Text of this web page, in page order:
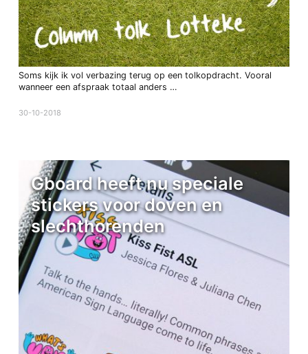
Soms kijk ik vol verbazing terug op een tolkopdracht. Vooral
wanneer een afspraak totaal anders …
30-10-2018
Gboard heeft nu speciale
stickers voor doven en
slechthorenden